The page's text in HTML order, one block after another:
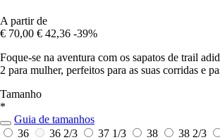
A partir de
€ 70,00 € 42,36 -39%
Foque-se na aventura com os sapatos de trail
2 para mulher, perfeitos para as suas corridas e
Tamanho
*
Guia de tamanhos
36
36 2/3 37 1/3 38 38 2/3